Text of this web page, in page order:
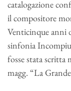
catalogazione
il compositore
Venticinque anni
sinfonia
fosse stata
magg. “La